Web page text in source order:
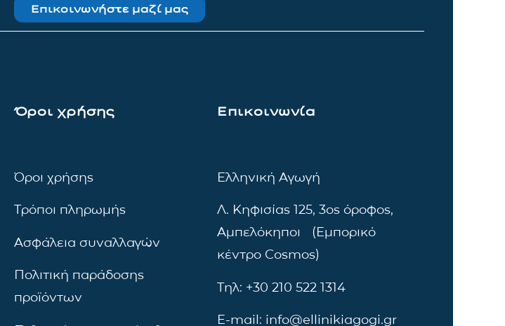
Επικοινωνήστε μαζί μας
Όροι χρήσης
Όροι χρήσης
Τρόποι πληρωμής
Ασφάλεια συναλλαγών
Πολιτική παράδοσης
προϊόντων
Επικοινωνία
Ελληνική Αγωγή
Λ. Κηφισίας 125, 3ος όροφος,
Αμπελόκηποι (Εμπορικό
κέντρο Cosmos)
Τηλ: +30 210 522 1314
E-mail: info@ellinikiagogi.gr